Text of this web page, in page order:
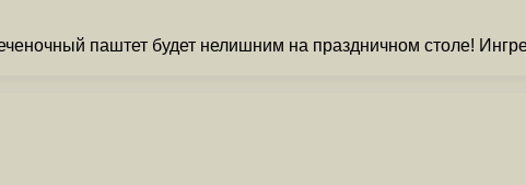
паштет будет нелишним на праздничном столе!